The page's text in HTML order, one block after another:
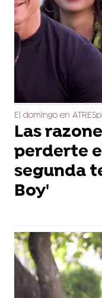
El domingo en
Las
perderte
segunda
Boy'